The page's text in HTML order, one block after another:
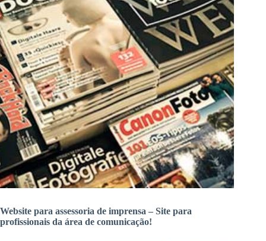
Website para assessoria de imprensa – Site para
profissionais da área de comunicação!